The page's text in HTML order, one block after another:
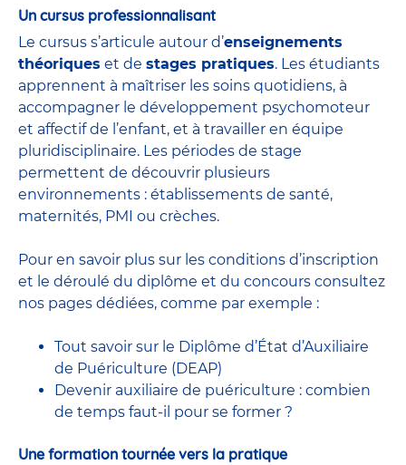
Un cursus professionnalisant
Le cursus s’articule autour d’enseignements
théoriques et de stages pratiques. Les étudiants
apprennent à maîtriser les soins quotidiens, à
accompagner le développement psychomoteur
et affectif de l’enfant, et à travailler en équipe
pluridisciplinaire. Les périodes de stage
permettent de découvrir plusieurs
environnements : établissements de santé,
maternités, PMI ou crèches.
Pour en savoir plus sur les conditions d’inscription
et le déroulé du diplôme et du concours consultez
nos pages dédiées, comme par exemple :
Tout savoir sur le Diplôme d’État d’Auxiliaire
de Puériculture (DEAP)
Devenir auxiliaire de puériculture : combien
de temps faut-il pour se former ?
Une formation tournée vers la pratique